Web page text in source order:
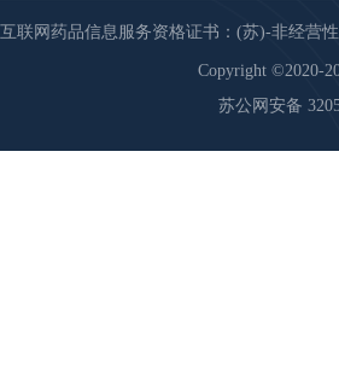
互联网药品信息服务资格证书：(苏)-非经营性
Copyright ©2020-
苏公网安备